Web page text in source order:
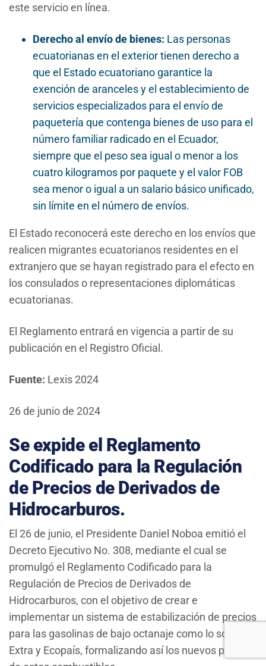
este servicio en línea.
Derecho al envío de bienes: Las personas
ecuatorianas en el exterior tienen derecho a
que el Estado ecuatoriano garantice la
exención de aranceles y el establecimiento de
servicios especializados para el envío de
paquetería que contenga bienes de uso para el
número familiar radicado en el Ecuador,
siempre que el peso sea igual o menor a los
cuatro kilogramos por paquete y el valor FOB
sea menor o igual a un salario básico unificado,
sin límite en el número de envíos.
El Estado reconocerá este derecho en los envíos que
realicen migrantes ecuatorianos residentes en el
extranjero que se hayan registrado para el efecto en
los consulados o representaciones diplomáticas
ecuatorianas.
El Reglamento entrará en vigencia a partir de su
publicación en el Registro Oficial.
Fuente: Lexis 2024
26 de junio de 2024
Se expide el Reglamento
Codificado para la Regulación
de Precios de Derivados de
Hidrocarburos.
El 26 de junio, el Presidente Daniel Noboa emitió el
Decreto Ejecutivo No. 308, mediante el cual se
promulgó el Reglamento Codificado para la
Regulación de Precios de Derivados de
Hidrocarburos, con el objetivo de crear e
implementar un sistema de estabilización de precios
para las gasolinas de bajo octanaje como lo son el
Extra y Ecopaís, formalizando así los nuevos precios